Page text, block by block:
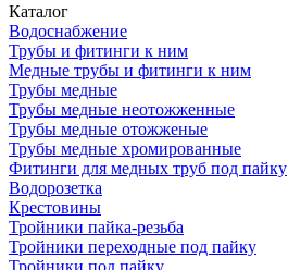
Каталог
Водоснабжение
Трубы и фитинги к ним
Медные трубы и фитинги к ним
Трубы медные
Трубы медные неотожженные
Трубы медные отожженые
Трубы медные хромированные
Фитинги для медных труб под пайку
Водорозетка
Крестовины
Тройники пайка-резьба
Тройники переходные под пайку
Тройники под пайку